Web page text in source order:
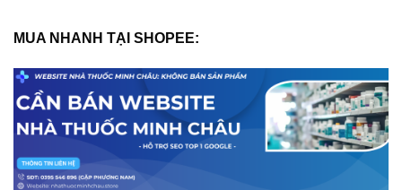
MUA NHANH TẠI SHOPEE: